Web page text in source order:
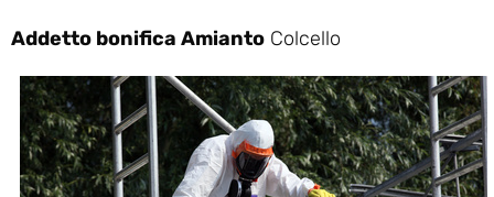
Addetto bonifica Amianto Colcello